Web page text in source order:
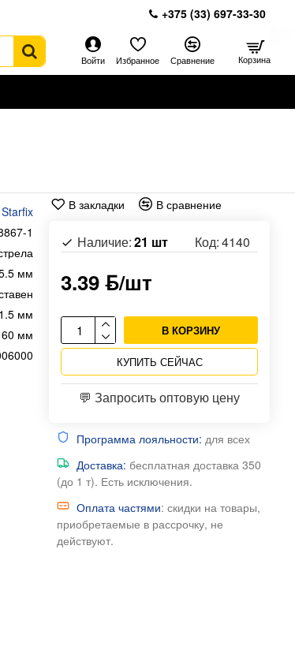
+375 (33) 697-33-30
Войти Избранное Сравнение Корзина
3.39 ƃ/шт
Наличие:21 шт Код:4140
В КОРЗИНУ
КУПИТЬ СЕЙЧАС
В закладки В сравнение
💬 Запросить оптовую цену
Программа лояльности: для всех
Доставка: бесплатная доставка 350
(до 1 т). Есть исключения.
Оплата частями: скидки на товары,
приобретаемые в рассрочку, не
действуют.
Starfix
1
мм
1.5 мм
60 мм